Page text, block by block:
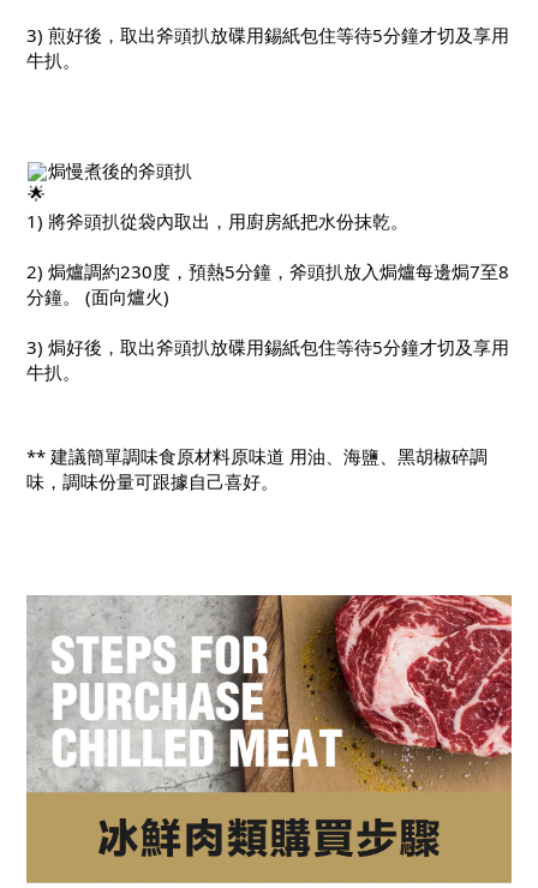
3) 煎好後，取出斧頭扒放碟用錫紙包住等待5分鐘才切及享用
牛扒。
焗慢煮後的斧頭扒
1) 將斧頭扒從袋內取出，用廚房紙把水份抹乾。
2) 焗爐調約230度，預熱5分鐘，斧頭扒放入焗爐每邊焗7至8
分鐘。 (面向爐火)
3) 焗好後，取出斧頭扒放碟用錫紙包住等待5分鐘才切及享用
牛扒。
** 建議簡單調味食原材料原味道 用油、海鹽、黑胡椒碎調
味，調味份量可跟據自己喜好。